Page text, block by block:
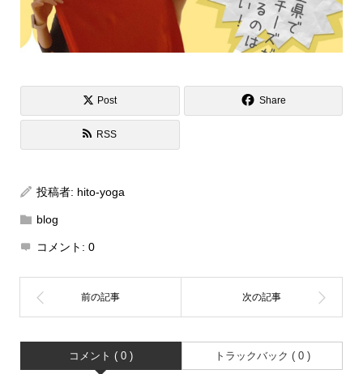
Post Share
RSS
投稿者: hito-yoga
blog
コメント: 0
コメント ( 0 ) トラックバック ( 0 )